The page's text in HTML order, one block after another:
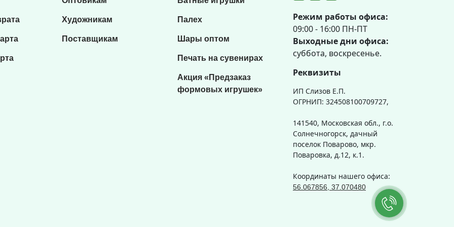
Художникам
Поставщикам
Палех
Шары оптом
Печать на сувенирах
Акция «Предзаказ
формовых игрушек»
Режим работы офиса:
09:00 - 16:00 ПН-ПТ
Выходные дни офиса:
суббота, воскресенье.
Реквизиты
ИП Слизов Е.П.
ОГРНИП: 324508100709727,
141540, Московская обл., г.о.
Солнечногорск, дачный
поселок Поварово, мкр.
Поваровка, д.12, к.1.
Координаты нашего офиса:
56.067856, 37.070480